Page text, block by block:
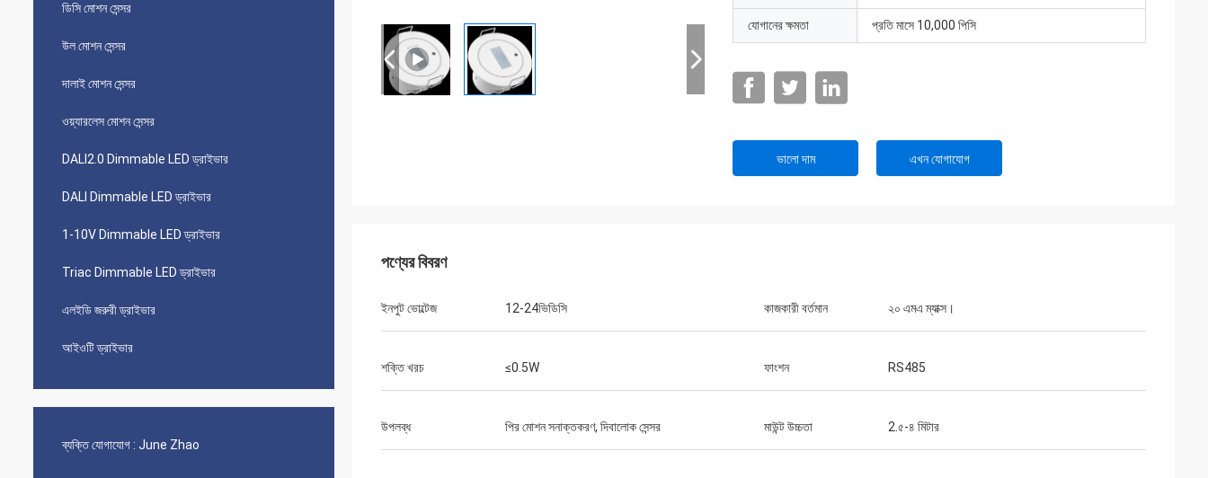
ডিসি মোশন সেন্সর
উল মোশন সেন্সর
দালাই মোশন সেন্সর
ওয়্যারলেস মোশন সেন্সর
DALI2.0 Dimmable LED ড্রাইভার
DALI Dimmable LED ড্রাইভার
1-10V Dimmable LED ড্রাইভার
Triac Dimmable LED ড্রাইভার
এলইডি জরুরী ড্রাইভার
আইওটি ড্রাইভার
ব্যক্তি যোগাযোগ : June Zhao
যোগানের ক্ষমতা প্রতি মাসে 10,000 পিসি
ভালো দাম এখন যোগাযোগ
পণ্যের বিবরণ
ইনপুট ভোল্টেজ 12-24ভিডিসি কাজকারী বর্তমান ২০ এমএ ম্যাক্স।
শক্তি খরচ ≤0.5W ফাংশন RS485
উপলব্ধ পির মোশন সনাক্তকরণ, দিবালোক সেন্সর মাউন্ট উচ্চতা 2.৫-৪ মিটার